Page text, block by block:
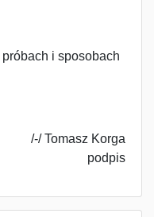
i sposobach
/-/ Tomasz Korga
podpis